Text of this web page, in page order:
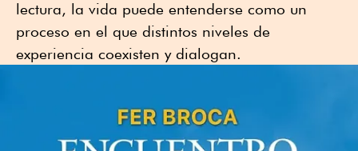
lectura, la vida puede entenderse como un
proceso en el que distintos niveles de
experiencia coexisten y dialogan.